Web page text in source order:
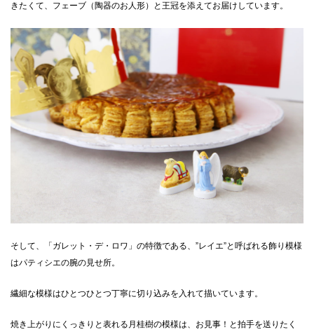
きたくて、フェーブ（陶器のお人形）と王冠を添えてお届けしています。
そして、「ガレット・デ・ロワ」の特徴である、”レイエ”と呼ばれる飾り模様
はパティシエの腕の見せ所。
繊細な模様はひとつひとつ丁寧に切り込みを入れて描いています。
焼き上がりにくっきりと表れる月桂樹の模様は、お見事！と拍手を送りたく